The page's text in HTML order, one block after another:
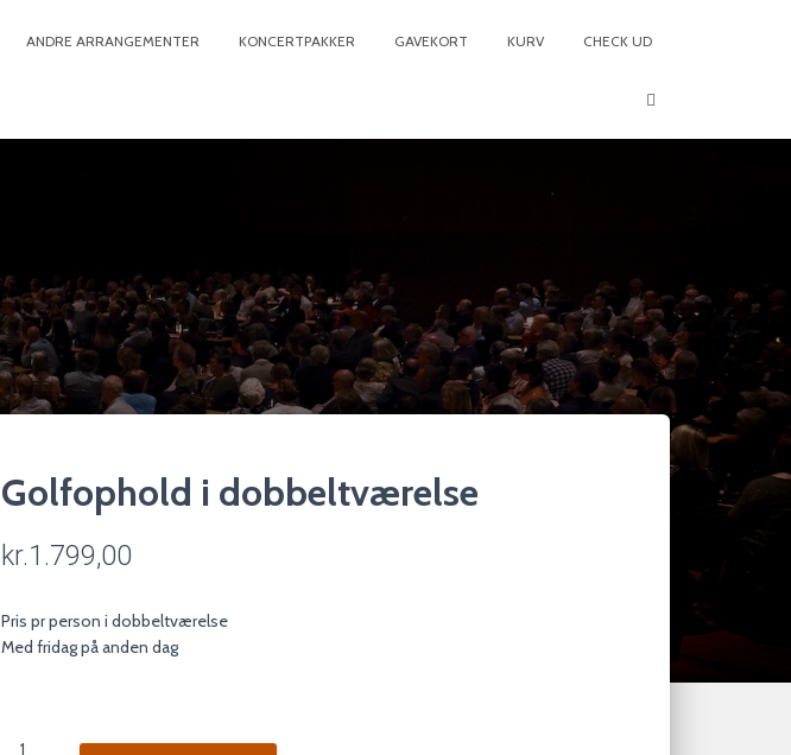
ANDRE ARRANGEMENTER KONCERTPAKKER GAVEKORT KURV CHECK UD
Golfophold i dobbeltværelse
kr.1.799,00
Pris pr person i dobbeltværelse
Med fridag på anden dag
Golfophold